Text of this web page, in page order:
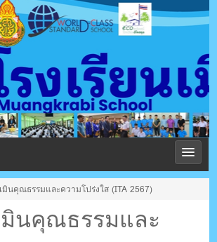
รียนเมือง
บี่ สพม
กระบี่
มินคุณธรรมและ
มินคุณธรรมและความโปร่งใส (ITA 2567)